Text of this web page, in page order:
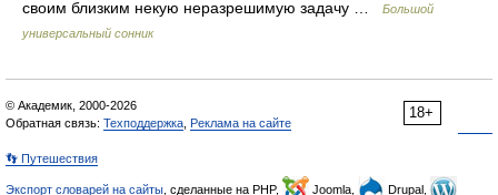
своим близким некую неразрешимую задачу …
Большой
универсальный сонник
18+
© Академик, 2000-2026
Обратная связь: Техподдержка Реклама на сайте
👣 Путешествия
Экспорт словарей на сайты , сделанные на PHP, Joomla, Drupal,